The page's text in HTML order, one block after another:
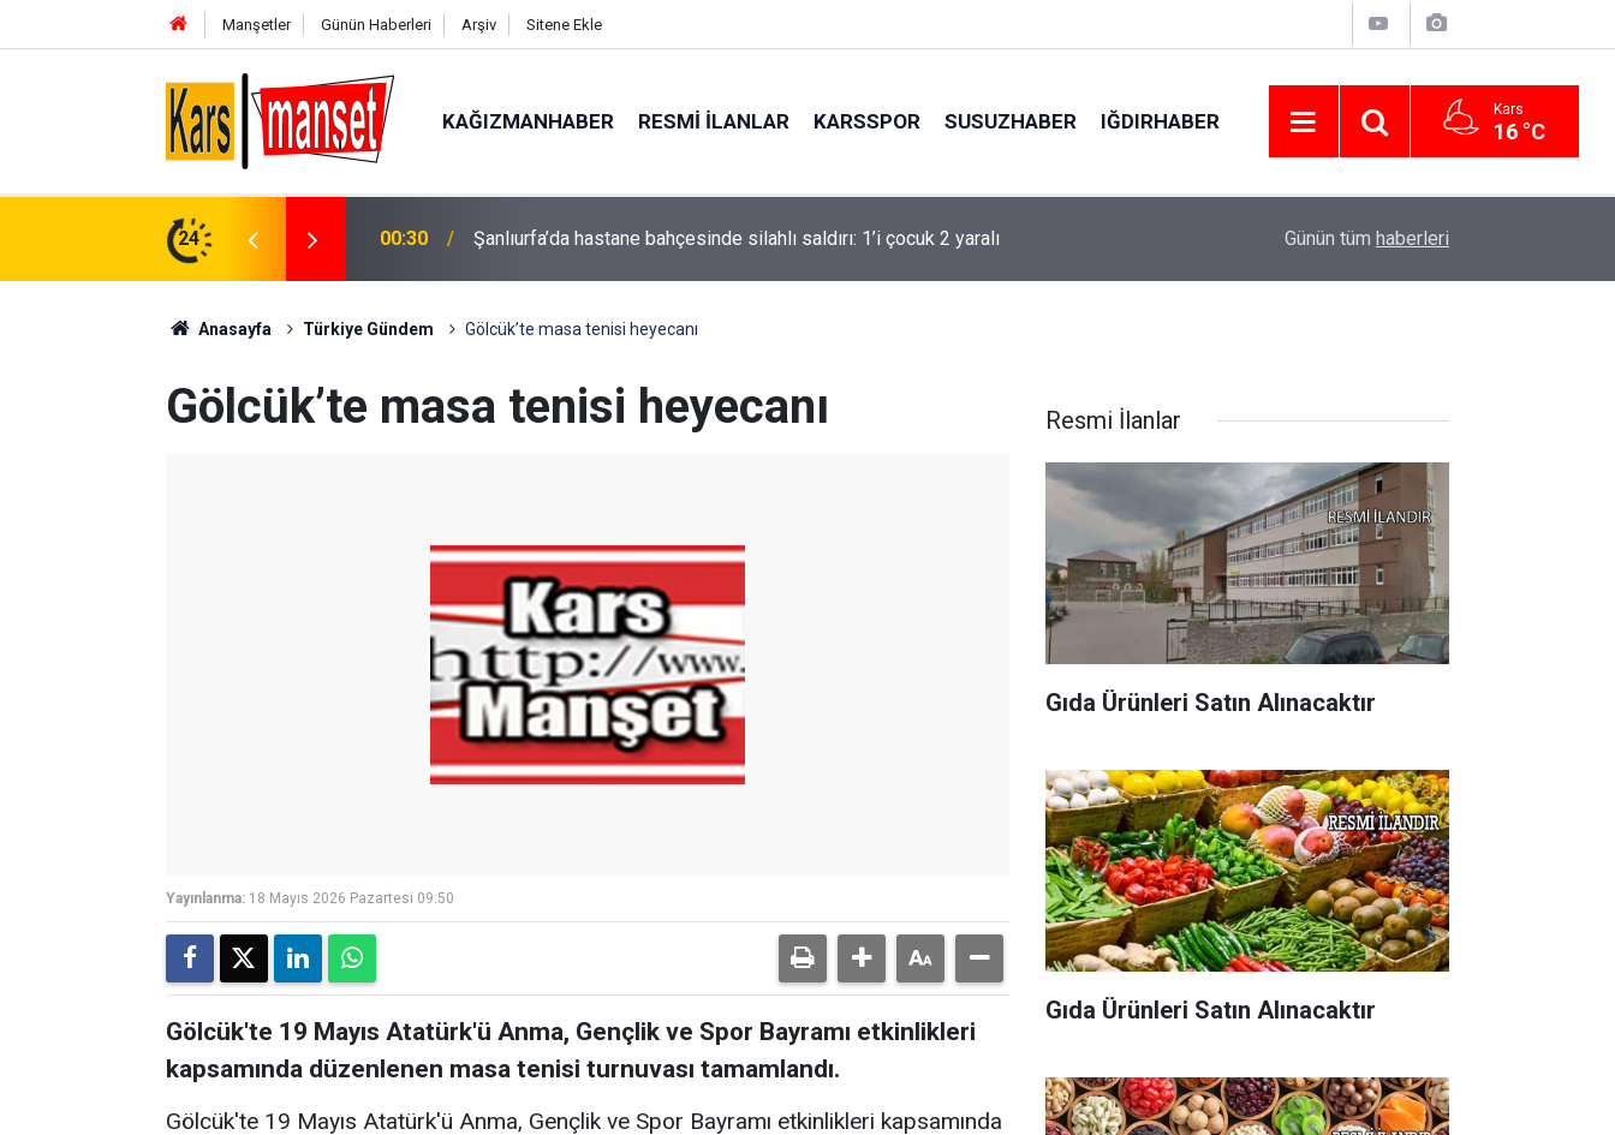
Manşetler Günün Haberleri Arşiv Sitene Ekle
KAĞIZMANHABER RESMI İLANLAR KARSSPOR SUSUZHABER IĞDIRHABER Kars
16 °C
24 00:24 Avcılar’da balık tutarken denize düşen kişi hayatını kaybetti Başkan Ekinci: "İnşallah SORFEST Kültür Yolu
Günün tüm haberleri
Anasayfa Türkiye Gündem Gölcük’te masa tenisi heyecanı
Gölcük’te masa tenisi heyecanı
Yayınlanma: 18 Mayıs 2026 Pazartesi 09:50
Gölcük'te 19 Mayıs Atatürk'ü Anma, Gençlik ve Spor Bayramı etkinlikleri
kapsamında düzenlenen masa tenisi turnuvası tamamlandı.
Gölcük'te 19 Mayıs Atatürk'ü Anma, Gençlik ve Spor Bayramı etkinlikleri kapsamında
Resmi İlanlar
Gıda Ürünleri Satın Alınacaktır
Gıda Ürünleri Satın Alınacaktır